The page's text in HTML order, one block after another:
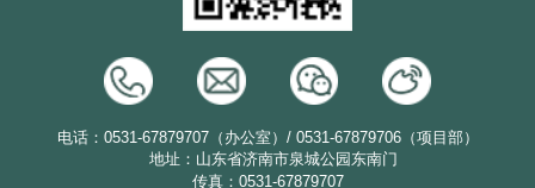
电话：0531-67879707（办公室）/ 0531-67879706（项目部）
地址：山东省济南市泉城公园东南门
传真：0531-67879707